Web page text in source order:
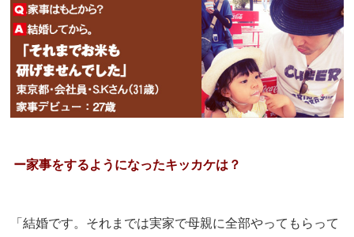
ー家事をするようになったキッカケは？
「結婚です。それまでは実家で母親に全部やってもらって